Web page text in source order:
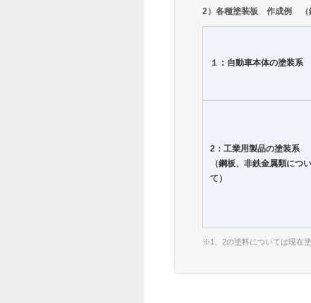
2）各種塗装板 作成例 （
１：自動車本体の塗装系
2：工業用製品の塗装系
（鋼板、非鉄金属類につい
て）
※1、2の塗料については現在